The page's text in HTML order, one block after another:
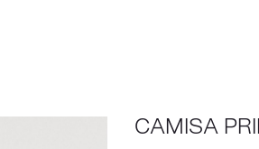
CAMISA